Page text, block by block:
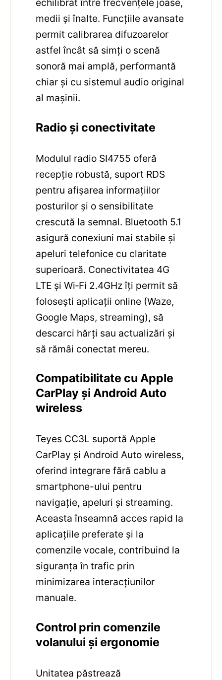
echilibrat între frecvențele joase,
medii și înalte. Funcțiile avansate
permit calibrarea difuzoarelor
astfel încât să simți o scenă
sonoră mai amplă, performantă
chiar și cu sistemul audio original
al mașinii.
Radio și conectivitate
Modulul radio SI4755 oferă
recepție robustă, suport RDS
pentru afișarea informațiilor
posturilor și o sensibilitate
crescută la semnal. Bluetooth 5.1
asigură conexiuni mai stabile și
apeluri telefonice cu claritate
superioară. Conectivitatea 4G
LTE și Wi‑Fi 2.4GHz îți permit să
folosești aplicații online (Waze,
Google Maps, streaming), să
descarci hărți sau actualizări și
să rămâi conectat mereu.
Compatibilitate cu Apple
CarPlay și Android Auto
wireless
Teyes CC3L suportă Apple
CarPlay și Android Auto wireless,
oferind integrare fără cablu a
smartphone-ului pentru
navigație, apeluri și streaming.
Aceasta înseamnă acces rapid la
aplicațiile preferate și la
comenzile vocale, contribuind la
siguranța în trafic prin
minimizarea interacțiunilor
manuale.
Control prin comenzile
volanului și ergonomie
Unitatea păstrează